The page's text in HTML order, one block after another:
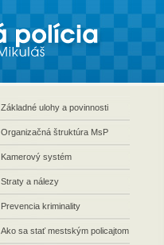
Základné ulohy a povinnosti
Organizačná štruktúra MsP
Kamerový systém
Straty a nálezy
Prevencia kriminality
Ako sa stať mestským policajtom